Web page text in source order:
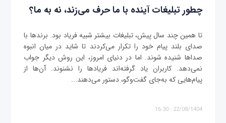
چطور تبلیغات آینده با ما حرف می‌زند، نه به ما؟
تا همین چند سال پیش، تبلیغات بیشتر شبیه فریاد بود. برندها با
صدای بلند پیام خود را تکرار می‌کردند تا شاید در میان انبوه
صداها شنیده شوند. اما در دنیای امروز، این روش دیگر جواب
نمی‌دهد. کاربران یاد گرفته‌اند فریادها را نشنوند. آن‌ها از
پیام‌هایی که به‌جای گفت‌وگو، دستور می‌دهند...
22/08/1404 - 16:30